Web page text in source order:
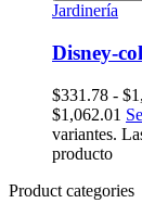
Jardinería
Disney-
$331.78 - $
$1,062.01
variantes.
producto
Product categories